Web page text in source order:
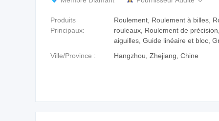
Produits
Principaux:
Roulement, Roulement à billes,
rouleaux, Roulement de
aiguilles, Guide linéaire et bloc,
Ville/Province :
Hangzhou, Zhejiang, Chine